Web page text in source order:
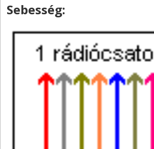
Sebesség: